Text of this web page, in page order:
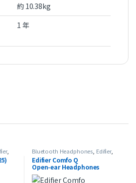
約 10.38kg
1 年
,
,
Bluetooth Headphones Edifier,
HeadSet, Open-ear Headphones
最新產品
Edifier Comfo Q
Open-ear Headphones